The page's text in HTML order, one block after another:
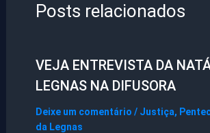
Posts relacionados
VEJA ENTREVISTA DA
LEGNAS NA DIFUSORA
Deixe um comentário / Justiça,
da Legnas